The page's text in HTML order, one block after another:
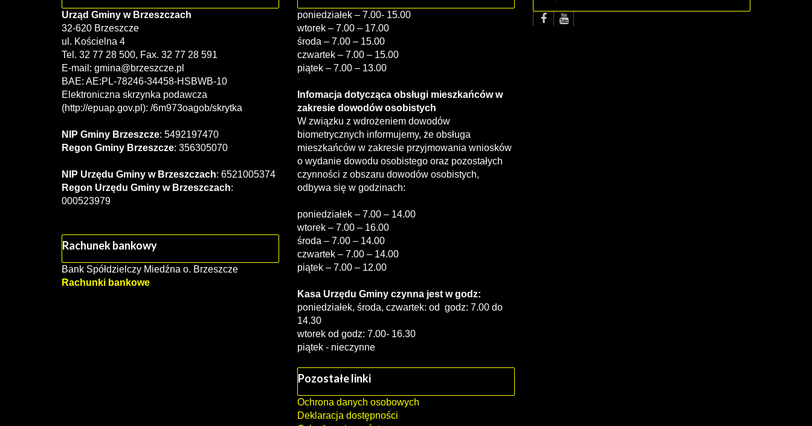
Urząd Gminy w Brzeszczach
32-620 Brzeszcze
ul. Kościelna 4
Tel. 32 77 28 500, Fax. 32 77 28 591
E-mail: gmina@brzeszcze.pl
BAE: AE:PL-78246-34458-HSBWB-10
Elektroniczna skrzynka podawcza
(http://epuap.gov.pl): /6m973oagob/skrytka
NIP Gminy Brzeszcze: 5492197470
Regon Gminy Brzeszcze: 356305070
NIP Urzędu Gminy w Brzeszczach: 6521005374
Regon Urzędu Gminy w Brzeszczach:
000523979
Rachunek bankowy
Bank Spółdzielczy Miedźna o. Brzeszcze
Rachunki bankowe
poniedziałek – 7.00- 15.00
wtorek – 7.00 – 17.00
środa – 7.00 – 15.00
czwartek – 7.00 – 15.00
piątek – 7.00 – 13.00
Infomacja dotycząca obsługi mieszkańców w
zakresie dowodów osobistych
W związku z wdrożeniem dowodów
biometrycznych informujemy, że obsługa
mieszkańców w zakresie przyjmowania wniosków
o wydanie dowodu osobistego oraz pozostałych
czynności z obszaru dowodów osobistych,
odbywa się w godzinach:
poniedziałek – 7.00 – 14.00
wtorek – 7.00 – 16.00
środa – 7.00 – 14.00
czwartek – 7.00 – 14.00
piątek – 7.00 – 12.00
Kasa Urzędu Gminy czynna jest w godz:
poniedziałek, środa, czwartek: od godz: 7.00 do
14.30
wtorek od godz: 7.00- 16.30
piątek - nieczynne
Pozostałe linki
Ochrona danych osobowych
Deklaracja dostępności